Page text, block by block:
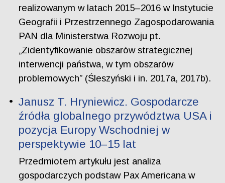
realizowanym w latach 2015–2016 w Instytucie
Geografii i Przestrzennego Zagospodarowania
PAN dla Ministerstwa Rozwoju pt.
„Zidentyfikowanie obszarów strategicznej
interwencji państwa, w tym obszarów
problemowych” (Śleszyński i in. 2017a, 2017b).
Janusz T. Hryniewicz. Gospodarcze
źródła globalnego przywództwa USA i
pozycja Europy Wschodniej w
perspektywie 10–15 lat
Przedmiotem artykułu jest analiza
gospodarczych podstaw Pax Americana w